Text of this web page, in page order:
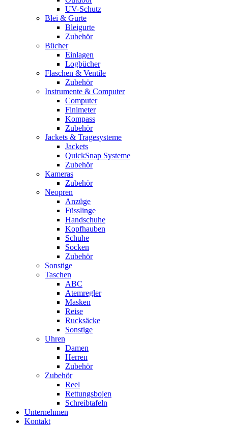
UV-Schutz
Blei & Gurte
Bleigurte
Zubehör
Bücher
Einlagen
Logbücher
Flaschen & Ventile
Zubehör
Instrumente & Computer
Computer
Finimeter
Kompass
Zubehör
Jackets & Tragesysteme
Jackets
QuickSnap Systeme
Zubehör
Kameras
Zubehör
Neopren
Anzüge
Füsslinge
Handschuhe
Kopfhauben
Schuhe
Socken
Zubehör
Sonstige
Taschen
ABC
Atemregler
Masken
Reise
Rucksäcke
Sonstige
Uhren
Damen
Herren
Zubehör
Zubehör
Reel
Rettungsbojen
Schreibtafeln
Unternehmen
Kontakt